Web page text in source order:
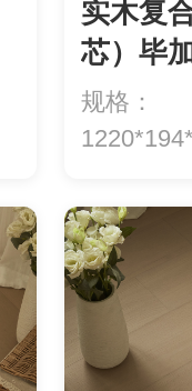
实木复
芯）毕
规格：